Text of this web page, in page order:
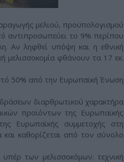
μελιού, προϋπολογισμού
αντιπροσωπεύει το 9% περίπου
Αν ληφθεί υπόψη και η εθνική
μελισσοκομία φθάνουν τα 17 εκ.
50% από την Ευρωπαϊκή Ένωση
διαρθρωτικού χαρακτήρα
προϊόντων της Ευρωπαϊκής
Ευρωπαϊκής συμμετοχής στη
καθορίζεται από τον σύνολο
των μελισσοκόμων: τεχνική